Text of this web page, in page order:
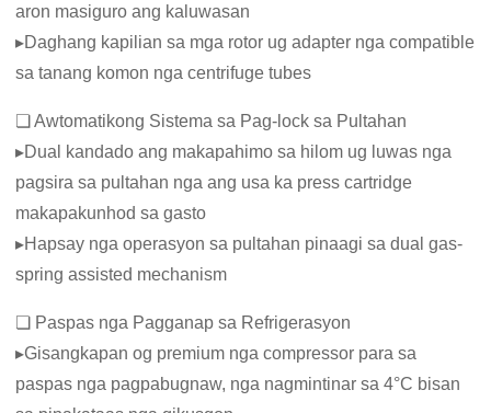
aron masiguro ang kaluwasan
▸Daghang kapilian sa mga rotor ug adapter nga compatible
sa tanang komon nga centrifuge tubes
❏ Awtomatikong Sistema sa Pag-lock sa Pultahan
▸Dual kandado ang makapahimo sa hilom ug luwas nga
pagsira sa pultahan nga ang usa ka press cartridge
makapakunhod sa gasto
▸Hapsay nga operasyon sa pultahan pinaagi sa dual gas-
spring assisted mechanism
❏ Paspas nga Pagganap sa Refrigerasyon
▸Gisangkapan og premium nga compressor para sa
paspas nga pagpabugnaw, nga nagmintinar sa 4°C bisan